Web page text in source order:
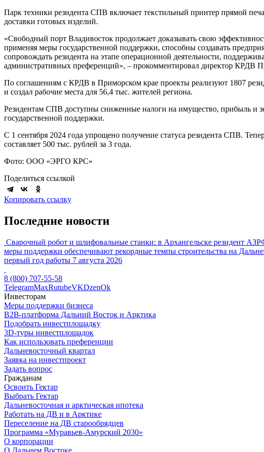
Парк техники резидента СПВ включает текстильный принтер прямой
доставки готовых изделий.
«Свободный порт Владивосток продолжает доказывать свою
применяя меры государственной поддержки, способны создавать
сопровождать резидента на этапе операционной деятельности,
административных преференций», – прокомментировал директор КРДВ
По соглашениям с КРДВ в Приморском крае проекты реализуют 1807
и создал рабочие места для 56,4 тыс. жителей региона.
Резидентам СПВ доступны сниженные налоги на имущество, прибыль и
государственной поддержки.
С 1 сентября 2024 года упрощено получение статуса резидента СПВ.
составляет 500 тыс. рублей за 3 года.
Фото: ООО «ЭРГО КРС»
Поделиться ссылкой
Копировать ссылку
Последние новости
Сварочный робот и шлифовальные станки: в Архангельске резидент
меры поддержки обеспечивают рекордные темпы строительства на
первый год работы 7 августа 2026
8 (800) 707-55-58
TelegramMaxRutubeVKDzenOk
Инвесторам
Меры поддержки бизнеса
B2B-платформа Дальний Восток и Арктика
Подобрать инвестплощадку
3D-туры инвестплощадок
Как использовать преференции
Дальневосточный квартал
Заявка на инвестпроект
Задать вопрос
Гражданам
Освоить Гектар
Выбрать Гектар
Дальневосточная и арктическая ипотека
Работать на ДВ и в Арктике
Переселение на ДВ старообрядцев
Программа «Муравьев-Амурский 2030»
О корпорации
О Дальнем Востоке